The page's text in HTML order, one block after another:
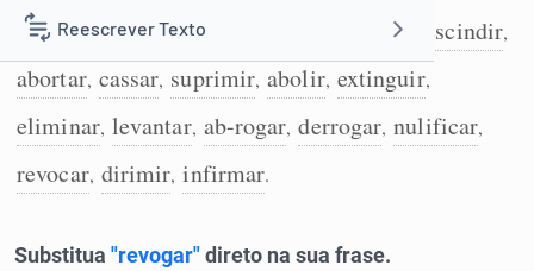
Reescrever Texto
Resumir Texto
Corrigir Texto
1 anular,cancelar terminar rescindir,
abortar, cassar, suprimir, abolir, extinguir,
eliminar, levantar, ab-rogar, derrogar, nulificar,
revocar, dirimir, infirmar.